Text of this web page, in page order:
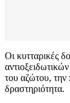
Οι κυτταρικές
του αζώτου, την
δραστηριότητα.